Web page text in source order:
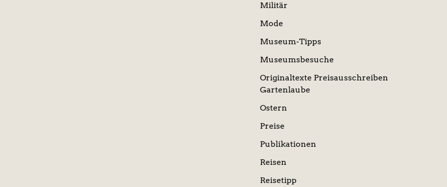
Militär
Mode
Museum-Tipps
Museumsbesuche
Originaltexte Preisausschreiben
Gartenlaube
Ostern
Preise
Publikationen
Reisen
Reisetipp